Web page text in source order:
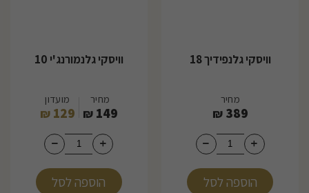
וויסקי גלנפידיך 18
מחיר
389
₪
הוספה לסל
וויסקי גלנמורנג'י 10
מחיר
149
₪
מועדון
129
₪
הוספה לסל